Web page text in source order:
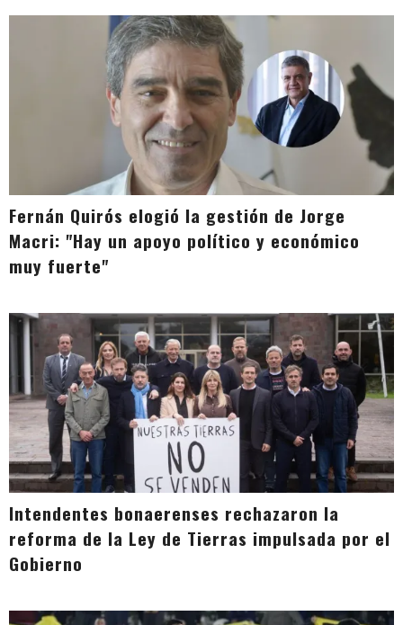
Fernán Quirós elogió la gestión de Jorge
Macri: "Hay un apoyo político y económico
muy fuerte"
Intendentes bonaerenses rechazaron la
reforma de la Ley de Tierras impulsada por el
Gobierno